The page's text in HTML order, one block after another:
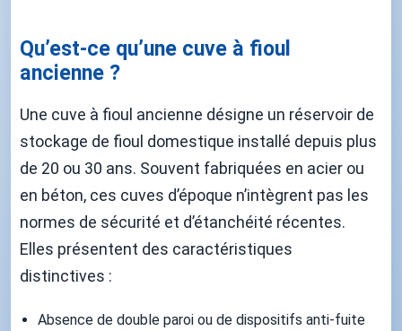
Qu’est-ce qu’une cuve à fioul
ancienne ?
Une cuve à fioul ancienne désigne un réservoir de
stockage de fioul domestique installé depuis plus
de 20 ou 30 ans. Souvent fabriquées en acier ou
en béton, ces cuves d’époque n’intègrent pas les
normes de sécurité et d’étanchéité récentes.
Elles présentent des caractéristiques
distinctives :
Absence de double paroi ou de dispositifs anti-fuite